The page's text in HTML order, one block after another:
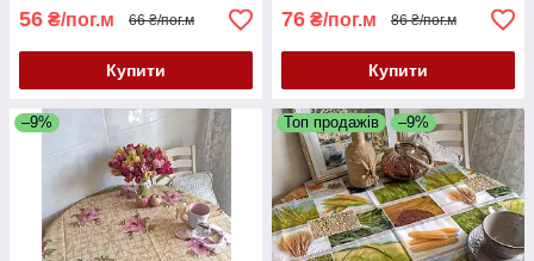
56 ₴/пог.м 66 ₴/пог.м
Купити
76 ₴/пог.м 86 ₴/пог.м
Купити
–9% Топ продажів –9%